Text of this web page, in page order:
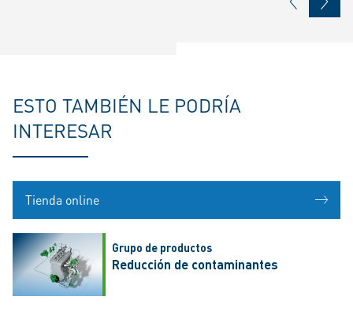
ESTO TAMBIÉN LE PODRÍA
INTERESAR
Tienda online
Grupo de productos
Reducción de contaminantes